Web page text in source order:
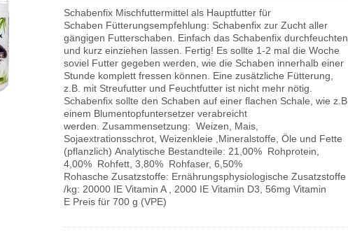
Schabenfix Mischfuttermittel als Hauptfutter für
Schaben Fütterungsempfehlung: Schabenfix zur Zucht aller
gängigen Futterschaben. Einfach das Schabenfix durchfeuchten
und kurz einziehen lassen. Fertig! Es sollte 1-2 mal die Woche
soviel Futter gegeben werden, wie die Schaben innerhalb einer
Stunde komplett fressen können. Eine zusätzliche Fütterung,
z.B. mit Streufutter und Feuchtfutter ist nicht mehr nötig.
Schabenfix sollte den Schaben auf einer flachen Schale, wie z.B.
einem Blumentopfuntersetzer verabreicht
werden. Zusammensetzung: Weizen, Mais,
Sojaextrationsschrot, Weizenkleie ,Mineralstoffe, Öle und Fette
(pflanzlich) Analytische Bestandteile: 21,00% Rohprotein,
4,00% Rohfett, 3,80% Rohfaser, 6,50%
Rohasche Zusatzstoffe: Ernährungsphysiologische Zusatzstoffe
/kg: 20000 IE Vitamin A , 2000 IE Vitamin D3, 56mg Vitamin
E Preis für 700 g (VPE)